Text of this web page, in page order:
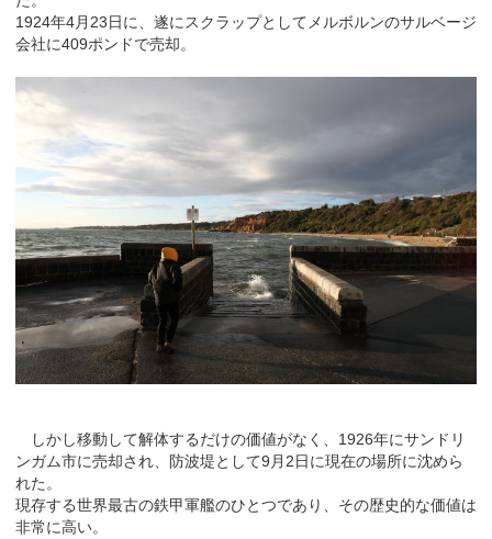
1924年4月23日に、遂にスクラップとしてメルボルンのサルベージ
会社に409ポンドで売却。
しかし移動して解体するだけの価値がなく、1926年にサンドリ
ンガム市に売却され、防波堤として9月2日に現在の場所に沈めら
れた。
現存する世界最古の鉄甲軍艦のひとつであり、その歴史的な価値は
非常に高い。